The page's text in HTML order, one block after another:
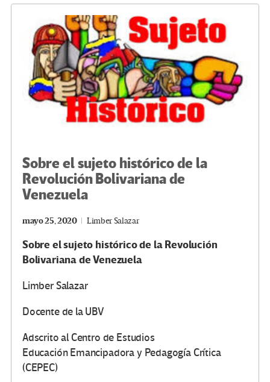
k
m n
ar
tir
Sobre el sujeto histórico de la
Revolución Bolivariana de
Venezuela
mayo 25, 2020 Limber Salazar
Sobre el sujeto histórico de la Revolución
Bolivariana de Venezuela
Limber Salazar
Docente de la UBV
Adscrito al Centro de Estudios
Educación Emancipadora y Pedagogía Crítica
(CEPEC)